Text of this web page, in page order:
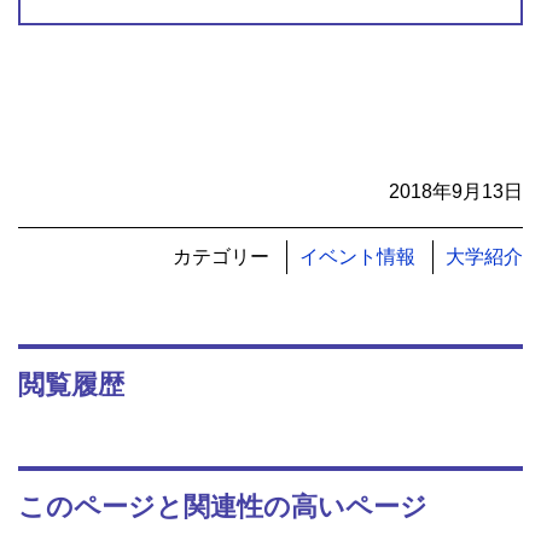
2018年9月13日
カテゴリー イベント情報 大学紹介
閲覧履歴
このページと関連性の高いページ